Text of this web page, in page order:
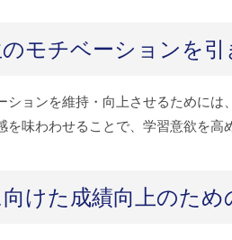
モチベーションを
ションを維持・向上させるために
を味わわせることで、学習意欲を高
けた成績向上のため